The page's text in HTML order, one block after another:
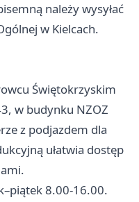
należy wysyłać
w Kielcach.
Świętokrzyskim
w budynku NZOZ
z podjazdem dla
ułatwia dostęp
8.00-16.00.